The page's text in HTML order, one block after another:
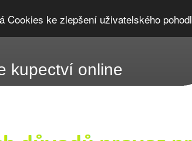
Cookies ke zlepšení uživatelského
kupectví online